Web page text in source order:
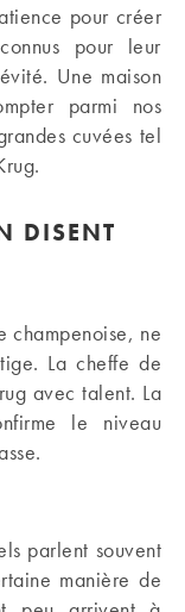
pour créer
pour leur
Une maison
parmi nos
cuvées tel
DISENT
champenoise, ne
La cheffe de
avec talent. La
le niveau
parlent souvent
manière de